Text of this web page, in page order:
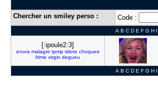
Chercher un smiley perso : Code :
A B C D E F G H I
[:ipoule2:3]
enora malagre tpmp idiote choquee
frime virgin degueu
A B C D E F G H I